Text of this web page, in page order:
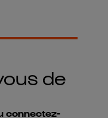
les
du Tournoi -
au